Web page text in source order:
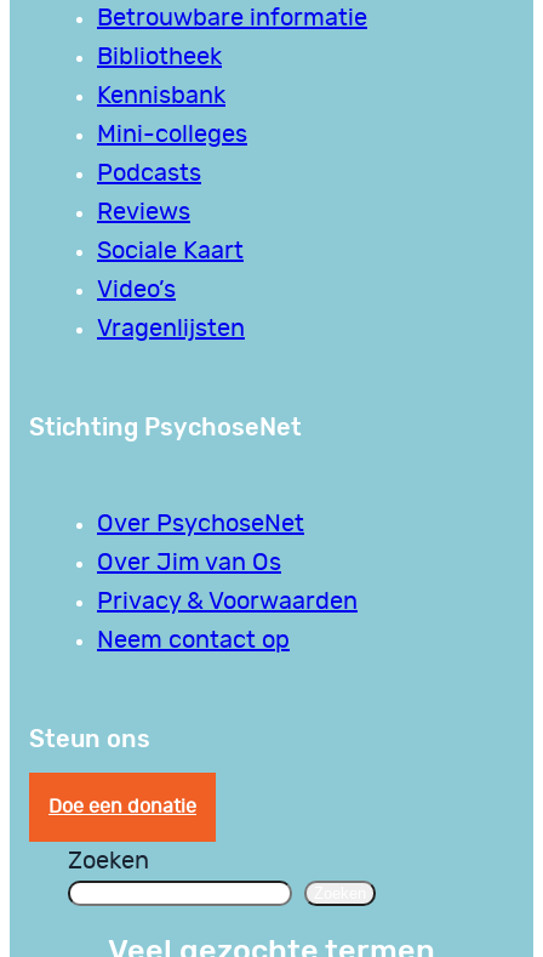
Betrouwbare informatie
Bibliotheek
Kennisbank
Mini-colleges
Podcasts
Reviews
Sociale Kaart
Video’s
Vragenlijsten
Stichting PsychoseNet
Over PsychoseNet
Over Jim van Os
Privacy & Voorwaarden
Neem contact op
Steun ons
Doe een donatie
Zoeken